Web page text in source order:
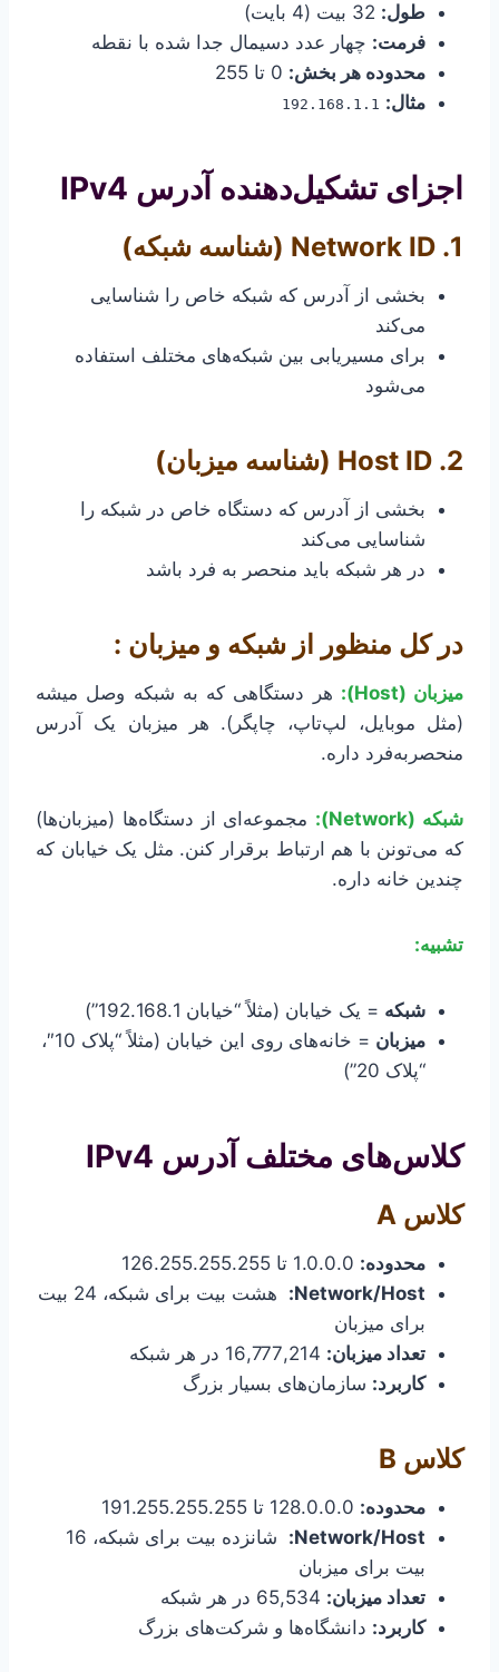
طول:
فرمت: چهار عدد دسیمال جدا شده با نقطه
محدوده هر بخش:
مثال: 192.168.1.1
اجزای تشکیل‌دهنده آدرس IPv4
1. Network ID (شناسه شبکه)
بخشی از آدرس که شبکه خاص را شناسایی
می‌کند
برای مسیریابی بین شبکه‌های مختلف استفاده
می‌شود
2. Host ID (شناسه میزبان)
بخشی از آدرس که دستگاه خاص در شبکه را
شناسایی می‌کند
در هر شبکه باید منحصر به فرد باشد
در کل منظور از شبکه و میزبان :
میزبان (Host):
هر دستگاهی که به شبکه وصل میشه
(مثل موبایل، لپ‌تاپ، چاپگر). هر میزبان یک آدرس
منحصربه‌فرد داره.
شبکه (Network):
مجموعه‌ای از دستگاه‌ها (میزبان‌ها)
که می‌تونن با هم ارتباط برقرار کنن. مثل یک خیابان که
چندین خانه داره.
تشبیه:
شبکه = یک خیابان (مثلاً “خیابان 192.168.1”)
میزبان
= خانه‌های روی این خیابان (مثلاً “پلاک 10″،
“پلاک 20”)
کلاس‌های مختلف آدرس IPv4
کلاس A
محدوده:
Network/Host:
هشت بیت برای شبکه، 24 بیت
برای میزبان
تعداد میزبان:
کاربرد: سازمان‌های بسیار بزرگ
کلاس B
محدوده:
Network/Host:
شانزده بیت برای شبکه، 16
بیت برای میزبان
تعداد میزبان:
کاربرد: دانشگاه‌ها و شرکت‌های بزرگ